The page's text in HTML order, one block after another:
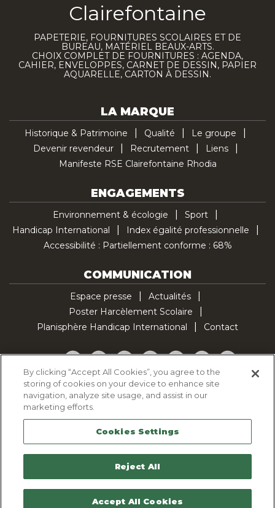
Clairefontaine
PAPETERIE, FOURNITURES SCOLAIRES ET DE
BUREAU, MATÉRIEL BEAUX-ARTS.
CHOIX COMPLET DE FOURNITURES : AGENDA,
CAHIER, ENVELOPPES, CARNET DE DESSIN, PAPIER
AQUARELLE, CARTON À DESSIN.
LA MARQUE
Historique & Patrimoine Qualité
Le groupe
Devenir revendeur
Recrutement
Liens
Manifeste RSE Clairefontaine Rhodia
ENGAGEMENTS
Environnement & écologie
Sport
Handicap International
Index égalité professionnelle
Accessibilité : Partiellement conforme : 68%
COMMUNICATION
Espace presse
Actualités
Poster Harcèlement Scolaire
Planisphère Handicap International
Contact
Facebook
TwitterYouTubePinterestInstagramLinkedInTikTok
Politique d'utilisation des cookies
Politique de confidentialité
Mentions légales
Plan du site
Contactez-nous
By clicking “Accept All Cookies”, you agree to the
storing of cookies on your device to enhance site
navigation, analyze site usage, and assist in our
marketing efforts.
Cookies Settings
Reject All
Accept All Cookies